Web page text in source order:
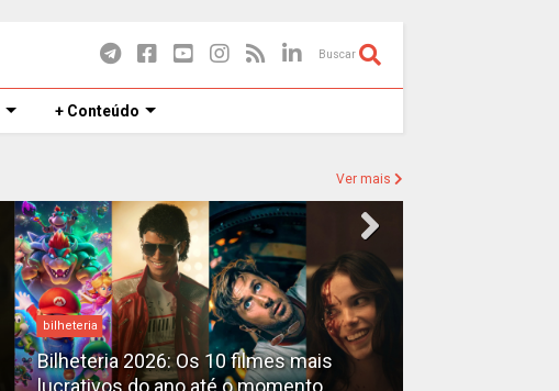
Buscar
+ Conteúdo
Ver mais
bilheteria
Bilheteria 2026: Os 10 filmes mais
lucrativos do ano até o momento